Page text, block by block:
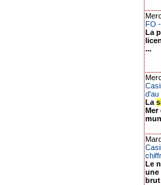
FO
La
...
d'au
La
Mer
Le
une
brut